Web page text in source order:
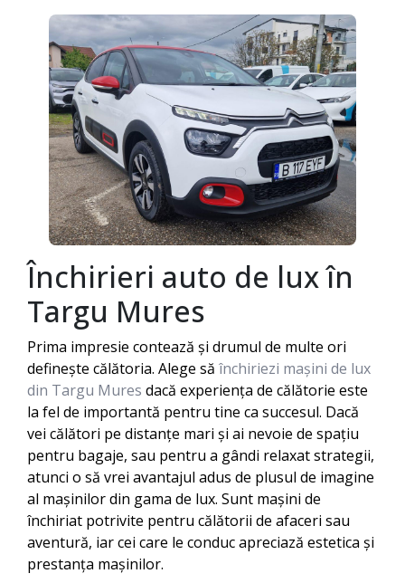
Închirieri auto de lux în
Targu Mures
Prima impresie contează și drumul de multe ori
definește călătoria. Alege să închiriezi mașini de lux
din Targu Mures dacă experiența de călătorie este
la fel de importantă pentru tine ca succesul. Dacă
vei călători pe distanțe mari și ai nevoie de spațiu
pentru bagaje, sau pentru a gândi relaxat strategii,
atunci o să vrei avantajul adus de plusul de imagine
al mașinilor din gama de lux. Sunt mașini de
închiriat potrivite pentru călătorii de afaceri sau
aventură, iar cei care le conduc apreciază estetica și
prestanța mașinilor.